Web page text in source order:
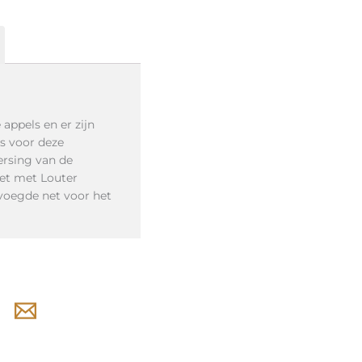
en er zijn
voor deze
van de
met Louter
net voor het